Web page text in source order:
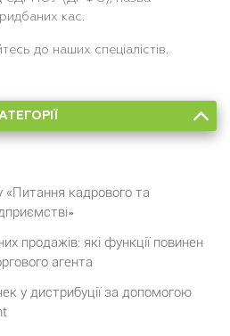
кас.
до наших спеціалістів.
кадрового та
продажів: які функції повинен
агента
у дистрибуції за допомогою